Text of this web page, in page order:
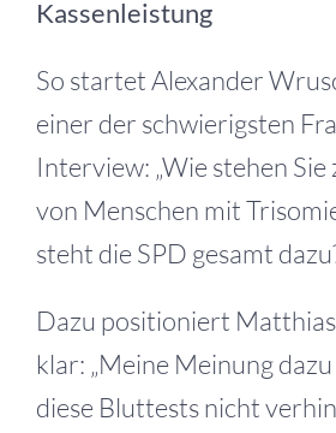
Kassenleistung
So startet Alexander
einer der schwierigsten
Interview: „Wie stehen
von Menschen mit
steht die SPD gesamt
Dazu positioniert
klar: „Meine Meinung dazu
diese Bluttests nicht